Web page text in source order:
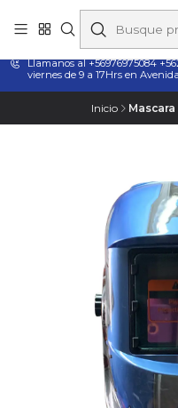
Taladros Magnéticos en
Técnico
Llamanos al +56976975084
viernes de 9 a 17Hrs en
Inicio